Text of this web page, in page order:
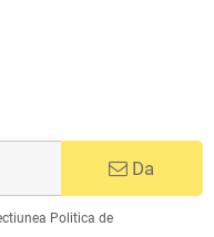
Da
Politica de